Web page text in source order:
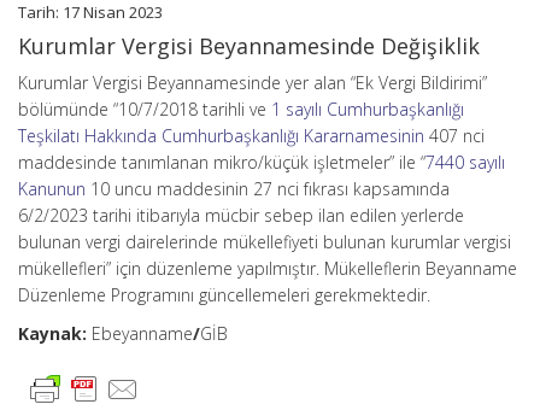
Tarih: 17 Nisan 2023
Kurumlar Vergisi Beyannamesinde Değişiklik
Kurumlar Vergisi Beyannamesinde yer alan “Ek Vergi Bildirimi”
bölümünde “10/7/2018 tarihli ve 1 sayılı Cumhurbaşkanlığı
Teşkilatı Hakkında Cumhurbaşkanlığı Kararnamesinin 407 nci
maddesinde tanımlanan mikro/küçük işletmeler” ile “7440 sayılı
Kanunun 10 uncu maddesinin 27 nci fıkrası kapsamında
6/2/2023 tarihi itibarıyla mücbir sebep ilan edilen yerlerde
bulunan vergi dairelerinde mükellefiyeti bulunan kurumlar vergisi
mükellefleri” için düzenleme yapılmıştır. Mükelleflerin Beyanname
Düzenleme Programını güncellemeleri gerekmektedir.
Kaynak: Ebeyanname/GİB